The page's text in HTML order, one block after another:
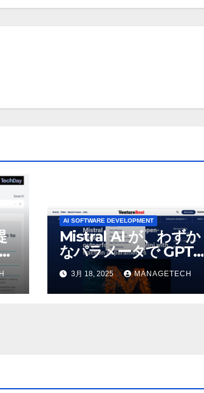
AI SOFTWARE DEVELOPMENT
Mistral AI が、わずか
なパラメータで GPT-
4o Mini を上回る新し
いオープンソース モ
デルをリリース |
3月 18, 2025 MANAGETECH